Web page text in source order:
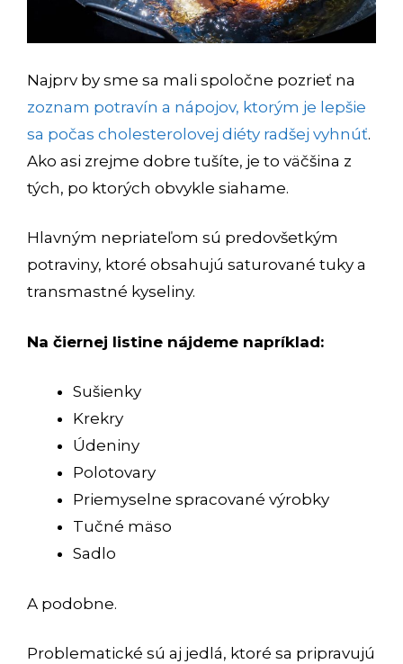
Najprv by sme sa mali spoločne pozrieť na
zoznam potravín a nápojov, ktorým je lepšie
sa počas cholesterolovej diéty radšej vyhnúť.
Ako asi zrejme dobre tušíte, je to väčšina z
tých, po ktorých obvykle siahame.
Hlavným nepriateľom sú predovšetkým
potraviny, ktoré obsahujú saturované tuky a
transmastné kyseliny.
Na čiernej listine nájdeme napríklad:
Sušienky
Krekry
Údeniny
Polotovary
Priemyselne spracované výrobky
Tučné mäso
Sadlo
A podobne.
Problematické sú aj jedlá, ktoré sa pripravujú